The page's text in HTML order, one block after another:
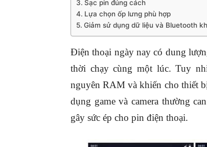
Sạc pin đúng cách
Lựa chọn ốp lưng phù hợp
Giảm sử dụng dữ liệu và Bluetooth
Điện thoại ngày nay có dung
thời chạy cùng một lúc. Tuy
nguyên RAM và khiến cho thiết
dụng game và camera thường
gây sức ép cho pin điện thoại.